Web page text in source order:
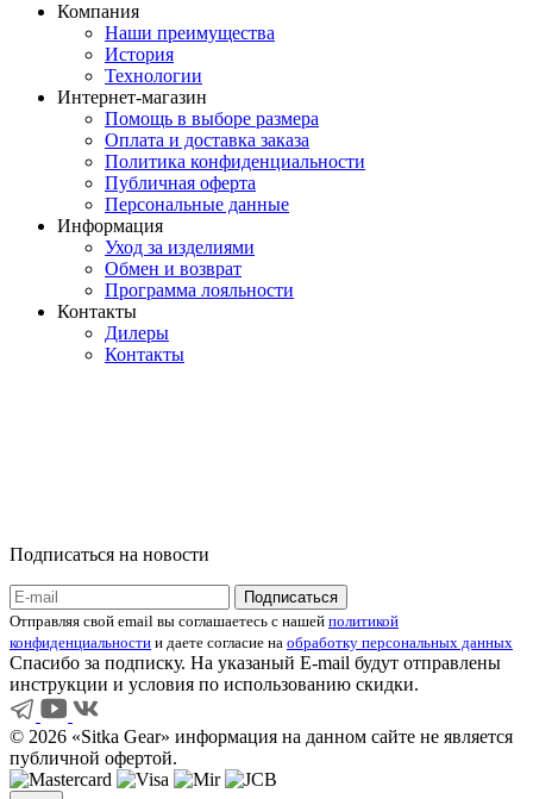
Компания
Наши преимущества
История
Технологии
Интернет-магазин
Помощь в выборе размера
Оплата и доставка заказа
Политика конфиденциальности
Публичная оферта
Персональные данные
Информация
Уход за изделиями
Обмен и возврат
Программа лояльности
Контакты
Дилеры
Контакты
Подписаться на новости
Отправляя свой email вы соглашаетесь с нашей политикой
конфиденциальности и даете согласие на обработку персональных данных
Спасибо за подписку. На указаный E-mail будут отправлены
инструкции и условия по использованию скидки.
© 2026 «Sitka Gear» информация на данном сайте не является
публичной офертой.